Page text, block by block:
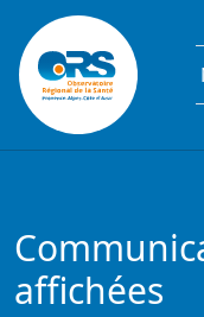
Aller au contenu
affichées